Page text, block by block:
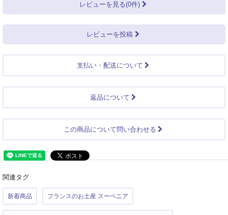
レビューを見る(0件)
レビューを投稿
支払い・配送について
返品について
この商品について問い合わせる
関連タグ
新着商品 フランスのお土産 スーベニア